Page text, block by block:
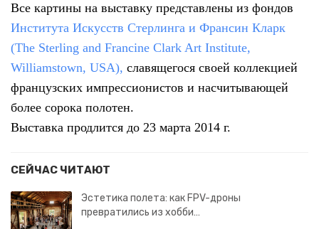
Все картины на выставку представлены из фондов
Института Искусств Стерлинга и Франсин Кларк
(The Sterling and Francine Clark Art Institute,
Williamstown, USA), славящегося своей коллекцией
французских импрессионистов и насчитывающей
более сорока полотен.
Выставка продлится до 23 марта 2014 г.
СЕЙЧАС ЧИТАЮТ
Эстетика полета: как FPV-дроны
превратились из хобби…